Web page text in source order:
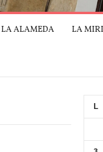
LA ALAMEDA LA
L